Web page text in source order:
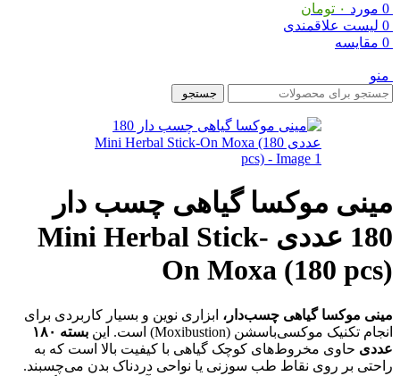
0 مورد ۰ تومان
0 لیست علاقمندی
0 مقایسه
منو
جستجو
مینی موکسا گیاهی چسب دار
180 عددی Mini Herbal Stick-
On Moxa (180 pcs)
مینی موکسا گیاهی چسب‌دار، ابزاری نوین و بسیار کاربردی برای
انجام تکنیک موکسی‌باسشن (Moxibustion) است. این
بسته ۱۸۰
عددی حاوی مخروط‌های کوچک گیاهی با کیفیت بالا است که به
راحتی بر روی نقاط طب سوزنی یا نواحی دردناک بدن می‌چسبند.